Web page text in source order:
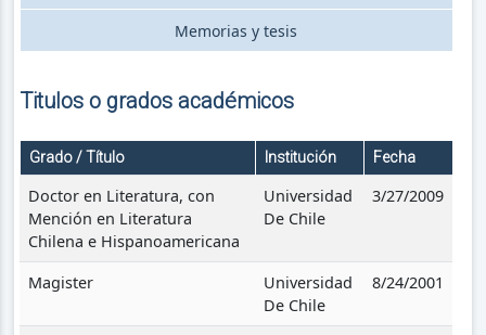
Memorias y tesis
Titulos o grados académicos
Grado / Título Institución Fecha
Doctor en Literatura, con
Mención en Literatura
Chilena e Hispanoamericana
Universidad
De Chile
3/27/2009
Magister
Universidad
De Chile
8/24/2001